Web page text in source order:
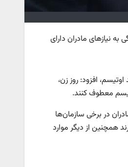
نیازهای مادران دارای
افزود: روز زن،
معطوف کنند.
در برخی سازمان‌ها
همچنین از دیگر موارد